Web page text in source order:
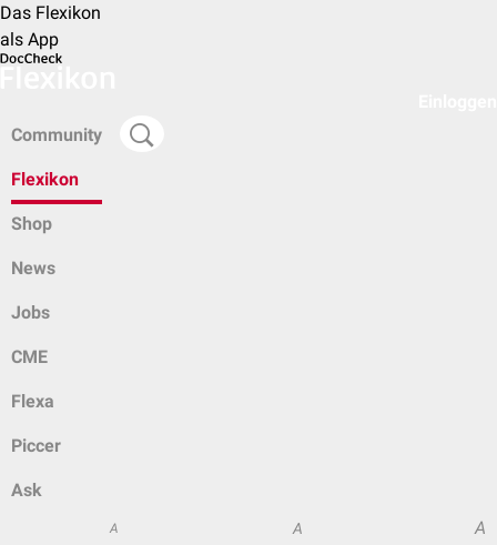
Das Flexikon
als App
Community
Flexikon
Shop
News
Jobs
CME
Flexa
Piccer
Ask
A A A